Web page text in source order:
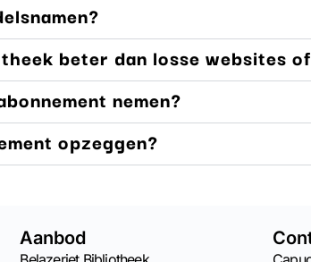
beter dan losse websites
nemen?
opzeggen?
Aanbod